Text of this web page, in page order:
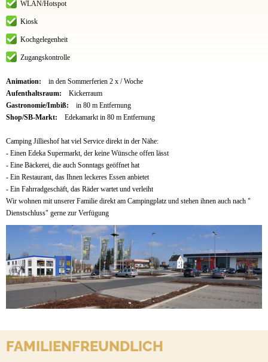
WLAN/Hotspot
Kiosk
Kochgelegenheit
Zugangskontrolle
Animation:
in den Sommerferien 2 x / Woche
Aufenthaltsraum:
Kickerraum
Gastronomie/Imbiß:
in 80 m Entfernung
Shop/SB-Markt:
Edekamarkt in 80 m Entfernung
Camping Jillieshof hat viel Service direkt in der Nähe:
- Einen Edeka Supermarkt, der keine Wünsche offen lässt
- Eine Bäckerei, die auch Sonntags geöffnet hat
- Ein Restaurant, das Ihnen leckeres Essen anbietet
- Ein Fahrradgeschäft, das Räder wartet und verleiht
Wir wohnen mit unserer Familie direkt am Campingplatz und stehen ihnen auch nach "
Dienstschluss" gerne zur Verfügung
FAMILIENFREUNDLICH